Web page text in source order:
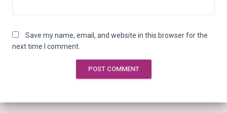
Save my name, email, and website in this browser for the
next time I comment.